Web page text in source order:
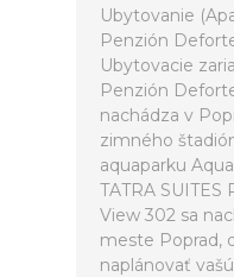
Ubytovanie
Penzión
Ubytovacie
Penzión
nachádza v
zimného
aquaparku
TATRA
View 302 sa
meste Poprad,
naplánovať